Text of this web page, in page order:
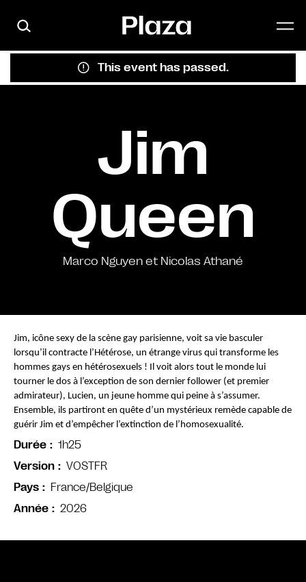
This event has passed.
Jim
Queen
Marco Nguyen et Nicolas Athané
Jim, icône sexy de la scène gay parisienne, voit sa vie basculer
lorsqu’il contracte l’Hétérose, un étrange virus qui transforme les
hommes gays en hétérosexuels ! Il voit alors tout le monde lui
tourner le dos à l’exception de son dernier follower (et premier
admirateur), Lucien, un jeune homme qui peine à s’assumer.
Ensemble, ils partiront en quête d’un mystérieux remède capable de
guérir Jim et d’empêcher l’extinction de l’homosexualité.
Durée
1h25
Version
VOSTFR
Pays
France/Belgique
Année
2026